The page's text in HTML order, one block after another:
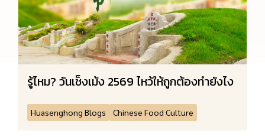
รู้ไหม? วันเช็งเม้ง 2569 ไหว้ให้ถูกต้องทำยังไง
Huasenghong Blogs Chinese Food Culture